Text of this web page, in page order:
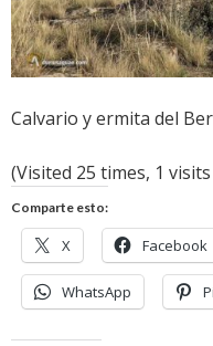
Calvario y ermita del
(Visited 25 times, 1
Comparte esto:
X Facebook
WhatsApp